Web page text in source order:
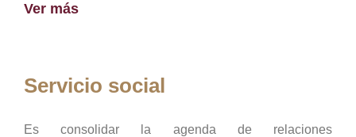
Ver más
Servicio social
Es consolidar la agenda de relaciones